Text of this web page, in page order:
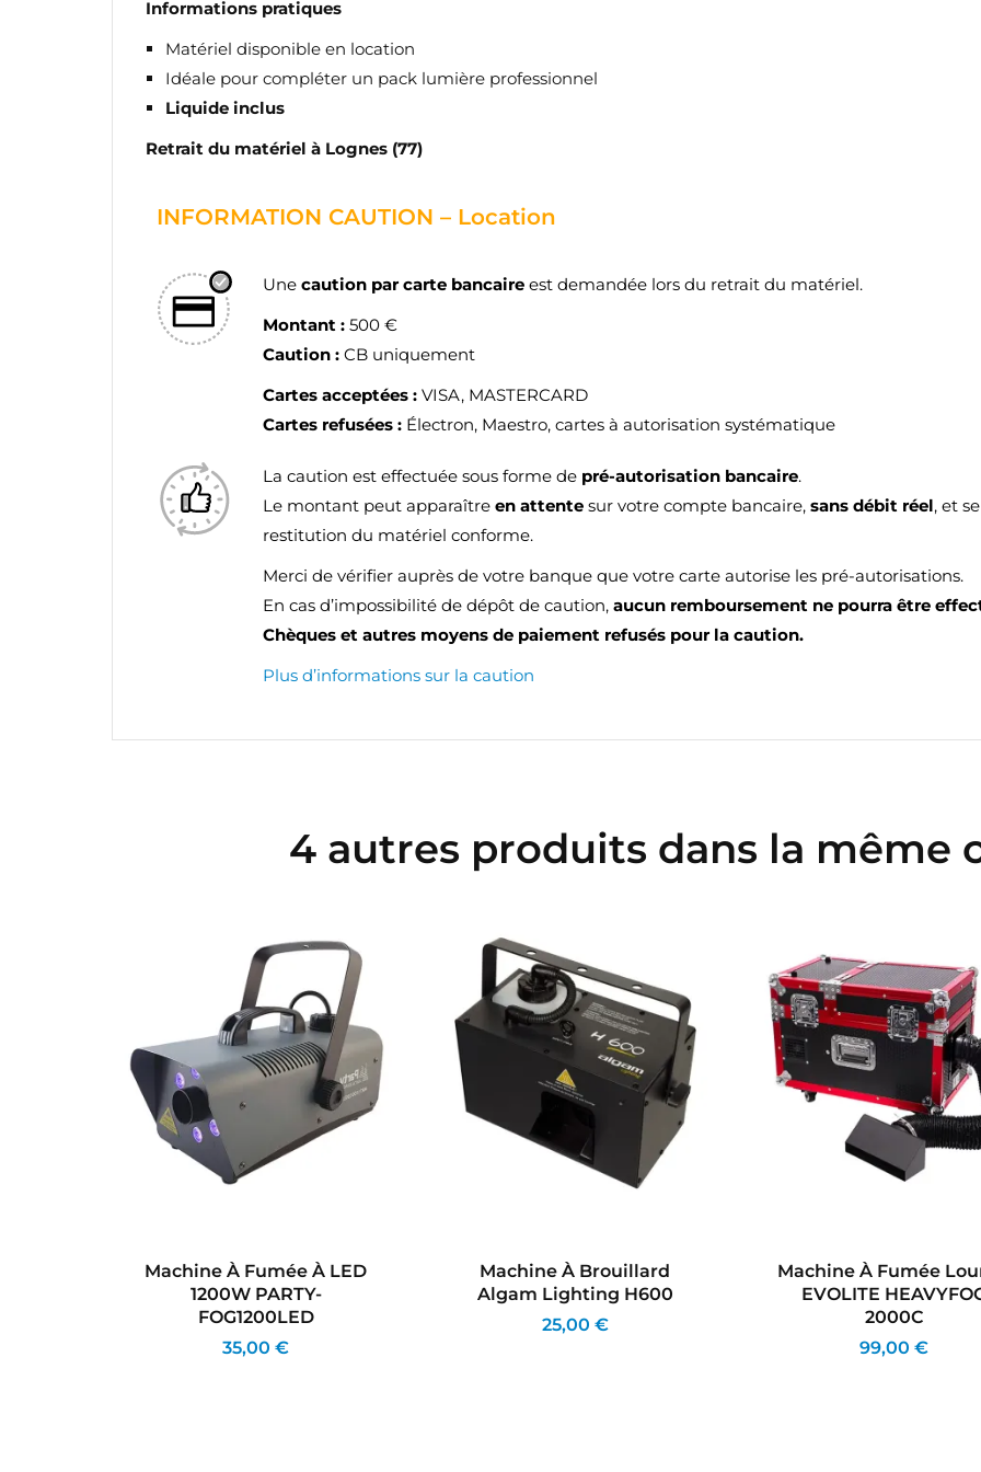
Informations pratiques
Matériel disponible en location
Idéale pour compléter un pack lumière professionnel
Liquide inclus
Retrait du matériel à Lognes (77)
INFORMATION CAUTION – Location
Unecaution par carte bancaire est demandée lors du retrait du matériel.
Montant : 500 €
Caution : CB uniquement
Cartes acceptées : VISA, MASTERCARD
Cartes refusées : Électron, Maestro, cartes à autorisation systématique
La caution est effectuée sous forme de pré-autorisation bancaire.
Le montant peut apparaîtreen attente sur votre compte bancaire,sans débit réel, et
restitution du matériel conforme.
Merci de vérifier auprès de votre banque que votre carte autorise les pré-autorisations.
En cas d’impossibilité de dépôt de caution,aucun remboursement ne pourra être
Chèques et autres moyens de paiement refusés pour la caution.
Plus d’informations sur la caution
4 autres produits dans la même
Machine À Fumée À LED
1200W PARTY-
FOG1200LED
35,00 €
Machine À Brouillard
Algam Lighting H600
25,00 €
Machine À Fumée
EVOLITE
2000C
99,00 €